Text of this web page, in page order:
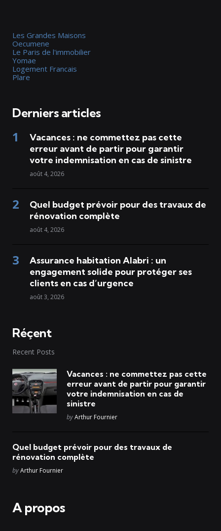
Les Grandes Maisons
Oecumene
Le Paris de l'immobilier
Yomae
Logement Francais
Plare
Derniers articles
Vacances : ne commettez pas cette
erreur avant de partir pour garantir
votre indemnisation en cas de sinistre
août 4, 2026
Quel budget prévoir pour des travaux de
rénovation complète
août 4, 2026
Assurance habitation Alabri : un
engagement solide pour protéger ses
clients en cas d’urgence
août 3, 2026
Réçent
Recent Posts
Vacances : ne commettez pas cette
erreur avant de partir pour garantir
votre indemnisation en cas de
sinistre
Posted
byArthur Fournier
Quel budget prévoir pour des travaux de
rénovation complète
Posted
byArthur Fournier
A propos